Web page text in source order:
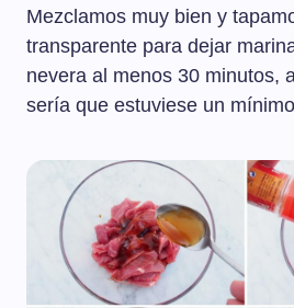
Mezclamos muy bien y
transparente para dejar
nevera al menos 30 minutos,
sería que estuviese un